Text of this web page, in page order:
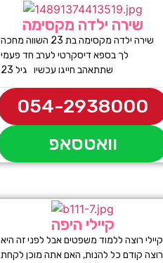
שירה ילדה מקסימה
שירה ילדה מקסימה בת 23 השווה מחכה
לך בספא דיסקרטי לערב חד פעמי
054-2938000
וואטסאפ
קיילי היפה
קיילי רוצה ללמוד משפטים אבל לפני זה היא
רוצה קודם כל להנות, האם אתה מוכן לקחת